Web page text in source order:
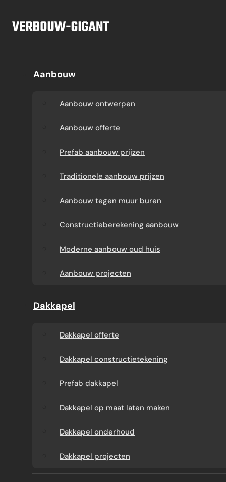
Aanbouw
Aanbouw offerte
Prefab aanbouw
prijzen
Traditionele aanbouw
prijzen
Aanbouw tegen muur
buren
Constructieberekening
Moderne aanbouw
Prefab dakkapel
laten maken
Dakkapel
Dakkapel projecten
Aanbouw
Aanbouw ontwerpen
Aanbouw offerte
Prefab aanbouw prijzen
Traditionele aanbouw prijzen
Aanbouw tegen muur buren
Constructieberekening aanbouw
Moderne aanbouw oud huis
Aanbouw projecten
Dakkapel
Dakkapel offerte
Dakkapel constructietekening
Prefab dakkapel
Dakkapel op maat laten maken
Dakkapel onderhoud
Dakkapel projecten